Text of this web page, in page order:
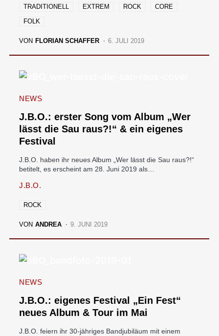
TRADITIONELL EXTREM ROCK
CORE
FOLK
VON FLORIAN SCHAFFER 6. JULI 2019
NEWS
J.B.O.: erster Song vom Album „Wer
lässt die Sau raus?!“ & ein eigenes
Festival
J.B.O. haben ihr neues Album „Wer lässt die Sau raus?!“
betitelt, es erscheint am 28. Juni 2019 als…
J.B.O.
ROCK
VON ANDREA 9. JUNI 2019
NEWS
J.B.O.: eigenes Festival „Ein Fest“
neues Album & Tour im Mai
J.B.O. feiern ihr 30-jähriges Bandjubiläum mit einem